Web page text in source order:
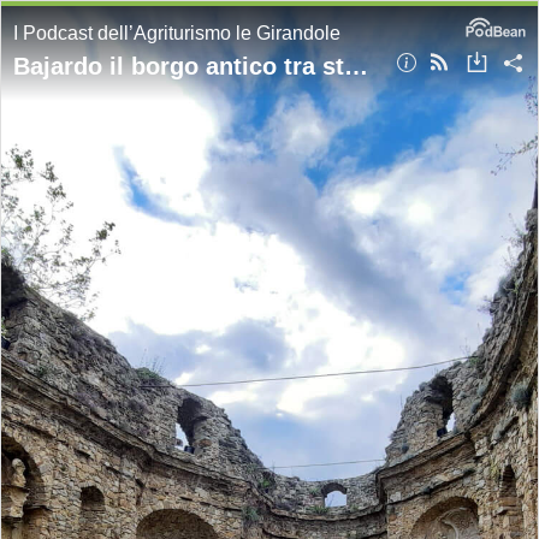
I Podcast dell’Agriturismo le Girandole
Bajardo il borgo antico tra storia e leggenda